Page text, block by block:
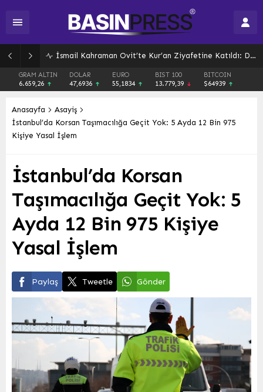
İsmail Kahraman Ovit’te Kur’an Ziyafetine Katıldı: Dualarla Sona Erdi
GRAM ALTIN
6.659,26
DOLAR
47,6936
EURO
55,1834
BIST 100
13.779,39
BITCOIN
$64939
Anasayfa
Asayiş
İstanbul’da Korsan Taşımacılığa Geçit Yok: 5 Ayda 12 Bin 975
Kişiye Yasal İşlem
İstanbul’da Korsan
Taşımacılığa Geçit Yok: 5
Ayda 12 Bin 975 Kişiye
Yasal İşlem
Paylaş Tweetle Gönder